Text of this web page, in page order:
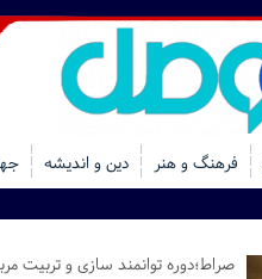
فرهنگ و هنر دین و اندیشه
صراط؛دوره توانمند سازی و تربیت